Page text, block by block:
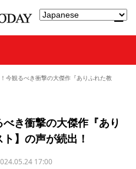
今観るべき衝撃の大傑作『ありふれた教
き衝撃の大傑作『あり
】の声が続出！
17:00